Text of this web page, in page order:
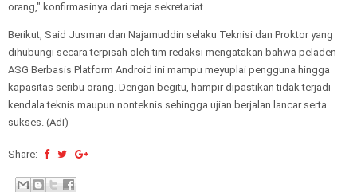
orang," konfirmasinya dari meja sekretariat.
Berikut, Said Jusman dan Najamuddin selaku Teknisi dan Proktor yang
dihubungi secara terpisah oleh tim redaksi mengatakan bahwa peladen
ASG Berbasis Platform Android ini mampu meyuplai pengguna hingga
kapasitas seribu orang. Dengan begitu, hampir dipastikan tidak terjadi
kendala teknis maupun nonteknis sehingga ujian berjalan lancar serta
sukses. (Adi)
Share: